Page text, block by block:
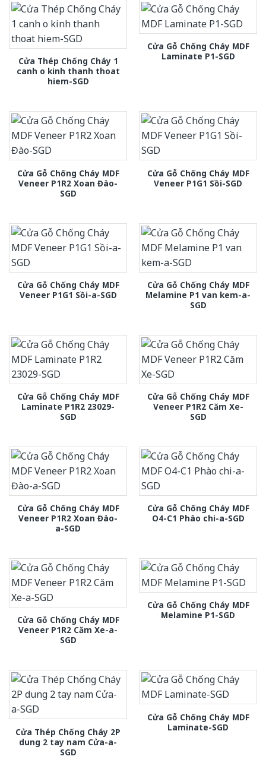
Cửa Thép Chống Cháy 1
canh o kinh thanh thoat
hiem-SGD
Cửa Gỗ Chống Cháy MDF
Laminate P1-SGD
Cửa Gỗ Chống Cháy MDF
Veneer P1R2 Xoan Đào-
SGD
Cửa Gỗ Chống Cháy MDF
Veneer P1G1 Sồi-SGD
Cửa Gỗ Chống Cháy MDF
Veneer P1G1 Sồi-a-SGD
Cửa Gỗ Chống Cháy MDF
Melamine P1 van kem-a-
SGD
Cửa Gỗ Chống Cháy MDF
Laminate P1R2 23029-
SGD
Cửa Gỗ Chống Cháy MDF
Veneer P1R2 Căm Xe-
SGD
Cửa Gỗ Chống Cháy MDF
Veneer P1R2 Xoan Đào-
a-SGD
Cửa Gỗ Chống Cháy MDF
O4-C1 Phào chi-a-SGD
Cửa Gỗ Chống Cháy MDF
Veneer P1R2 Căm Xe-a-
SGD
Cửa Gỗ Chống Cháy MDF
Melamine P1-SGD
Cửa Thép Chống Cháy 2P
dung 2 tay nam Cửa-a-
SGD
Cửa Gỗ Chống Cháy MDF
Laminate-SGD